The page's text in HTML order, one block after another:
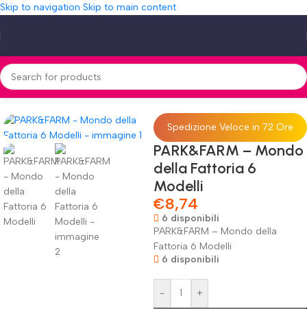
Skip to navigation Skip to main content
Home»Shop»PARK&FARM – Mondo della Fattoria 6 Modelli
Spedizione Veloce in 72 Ore
PARK&FARM – Mondo
della Fattoria 6
Modelli
€8,74
6 disponibili
PARK&FARM – Mondo della
Fattoria 6 Modelli
6 disponibili
- +